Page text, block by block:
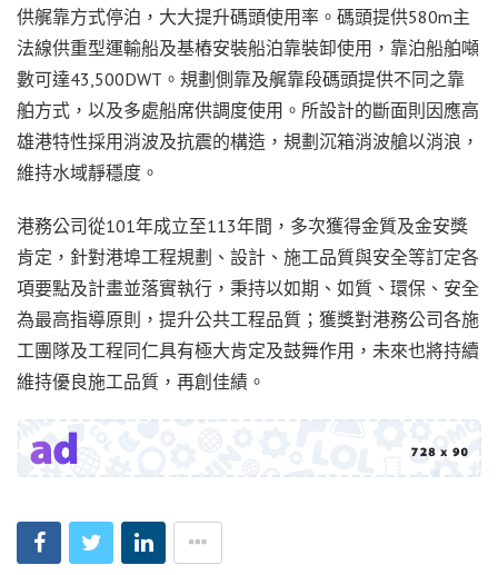
供艉靠方式停泊，大大提升碼頭使用率。碼頭提供580m主
法線供重型運輸船及基樁安裝船泊靠裝卸使用，靠泊船舶噸
數可達43,500DWT。規劃側靠及艉靠段碼頭提供不同之靠
舶方式，以及多處船席供調度使用。所設計的斷面則因應高
雄港特性採用消波及抗震的構造，規劃沉箱消波艙以消浪，
維持水域靜穩度。
港務公司從101年成立至113年間，多次獲得金質及金安獎
肯定，針對港埠工程規劃、設計、施工品質與安全等訂定各
項要點及計畫並落實執行，秉持以如期、如質、環保、安全
為最高指導原則，提升公共工程品質；獲獎對港務公司各施
工團隊及工程同仁具有極大肯定及鼓舞作用，未來也將持續
維持優良施工品質，再創佳績。